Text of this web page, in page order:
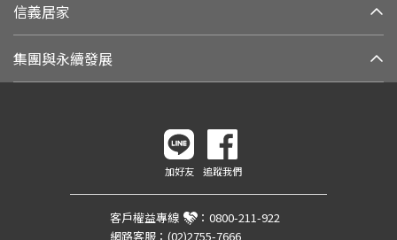
信義居家
集團與永續發展
加好友 追蹤我們
客戶權益專線 ： 0800-211-922
網路客服： (02)2755-7666